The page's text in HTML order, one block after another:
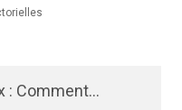
: Comment